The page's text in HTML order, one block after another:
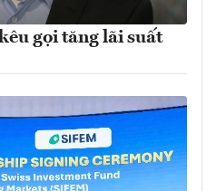
gọi tăng lãi suất